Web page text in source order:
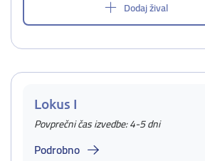
Dodaj žival
Lokus I
Povprečni čas izvedbe: 4-5 dni
Podrobno